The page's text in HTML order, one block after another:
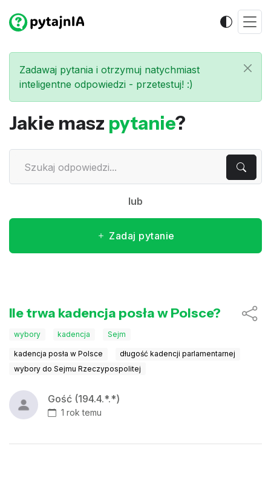
Zadawaj pytania i otrzymuj natychmiast
inteligentne odpowiedzi - przetestuj! :)
Jakie masz pytanie?
lub
Zadaj pytanie
Ile trwa kadencja posła w Polsce?
wybory kadencja Sejm
kadencja posła w Polsce
długość kadencji parlamentarnej
wybory do Sejmu Rzeczypospolitej
Gość (194.4.*.*)
1 rok temu